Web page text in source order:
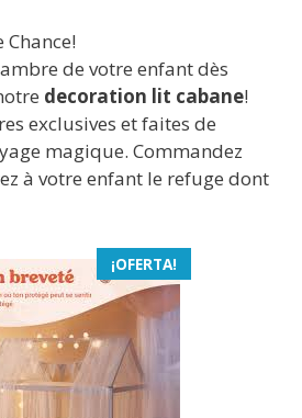
Chance!
de votre enfant dès
decoration lit cabane!
exclusives et faites de
magique. Commandez
à votre enfant le refuge dont
¡OFERTA!